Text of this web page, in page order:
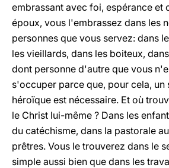
embrassant avec foi, espérance et
époux, vous l'embrassez dans les
personnes que vous servez: dans
les vieillards, dans les boiteux,
dont personne d'autre que vous
s'occuper parce que, pour cela,
héroïque est nécessaire. Et où
le Christ lui-même ? Dans les
du catéchisme, dans la pastorale
prêtres. Vous le trouverez dans le
simple aussi bien que dans les